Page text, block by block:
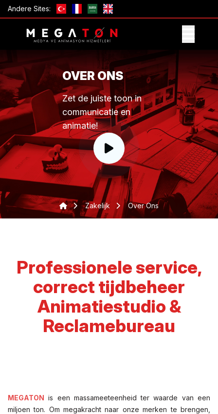
Andere Sites:
OVER ONS
Zet de juiste toon in
communicatie en
animatie!
Zakelijk Over Ons
Professionele service,
correct tijdbeheer
Animatiestudio &
Reclamebureau
MEGATON is een massameeteenheid ter waarde van een
miljoen ton. Om megakracht naar onze merken te brengen,